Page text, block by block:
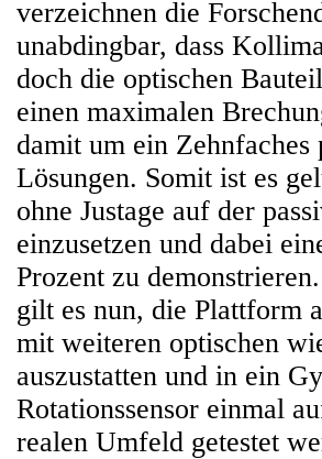
verzeichnen die
unabdingbar, dass
doch die optischen
einen maximalen
damit um ein Zehnfaches
Lösungen. Somit ist es
ohne Justage auf der
einzusetzen und dabei
Prozent zu
gilt es nun, die Plattform
mit weiteren optischen
auszustatten und in ein
Rotationssensor einmal
realen Umfeld getestet